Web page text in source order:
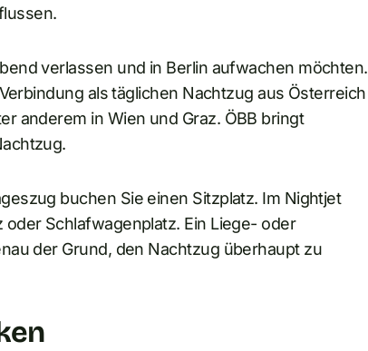
verlassen und in Berlin aufwachen möchten.
als täglichen Nachtzug aus Österreich
anderem in Wien und Graz. ÖBB bringt
buchen Sie einen Sitzplatz. Im Nightjet
Schlafwagenplatz. Ein Liege- oder
der Grund, den Nachtzug überhaupt zu